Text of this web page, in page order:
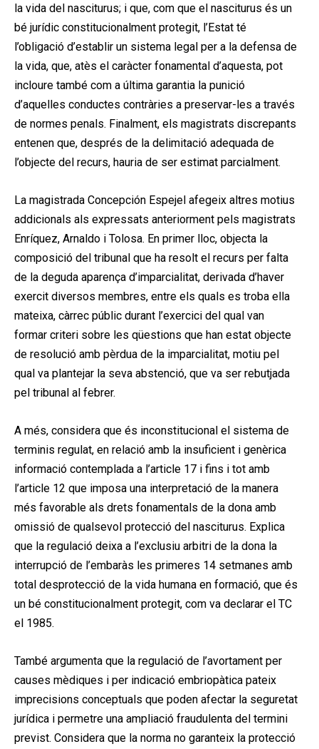
la vida del nasciturus; i que, com que el nasciturus és un
bé jurídic constitucionalment protegit, l’Estat té
l’obligació d’establir un sistema legal per a la defensa de
la vida, que, atès el caràcter fonamental d’aquesta, pot
incloure també com a última garantia la punició
d’aquelles conductes contràries a preservar-les a través
de normes penals. Finalment, els magistrats discrepants
entenen que, després de la delimitació adequada de
l’objecte del recurs, hauria de ser estimat parcialment.
La magistrada Concepción Espejel afegeix altres motius
addicionals als expressats anteriorment pels magistrats
Enríquez, Arnaldo i Tolosa. En primer lloc, objecta la
composició del tribunal que ha resolt el recurs per falta
de la deguda aparença d’imparcialitat, derivada d’haver
exercit diversos membres, entre els quals es troba ella
mateixa, càrrec públic durant l’exercici del qual van
formar criteri sobre les qüestions que han estat objecte
de resolució amb pèrdua de la imparcialitat, motiu pel
qual va plantejar la seva abstenció, que va ser rebutjada
pel tribunal al febrer.
A més, considera que és inconstitucional el sistema de
terminis regulat, en relació amb la insuficient i genèrica
informació contemplada a l’article 17 i fins i tot amb
l’article 12 que imposa una interpretació de la manera
més favorable als drets fonamentals de la dona amb
omissió de qualsevol protecció del nasciturus. Explica
que la regulació deixa a l’exclusiu arbitri de la dona la
interrupció de l’embaràs les primeres 14 setmanes amb
total desprotecció de la vida humana en formació, que és
un bé constitucionalment protegit, com va declarar el TC
el 1985.
També argumenta que la regulació de l’avortament per
causes mèdiques i per indicació embriopàtica pateix
imprecisions conceptuals que poden afectar la seguretat
jurídica i permetre una ampliació fraudulenta del termini
previst. Considera que la norma no garanteix la protecció